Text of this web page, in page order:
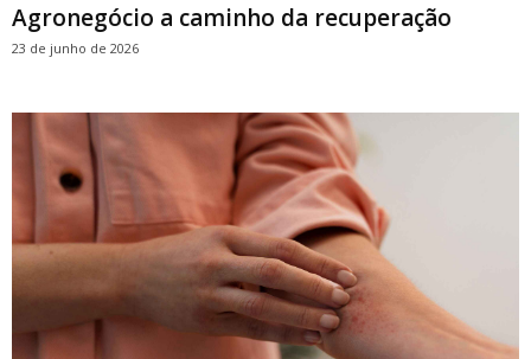
Agronegócio a caminho da recuperação
23 de junho de 2026